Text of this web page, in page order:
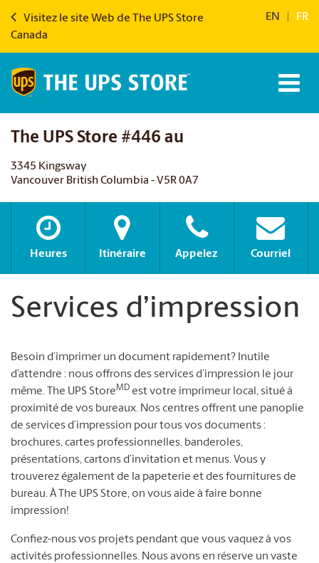
Visitez le site Web de The UPS Store
Canada
EN FR
The UPS Store #446 au
3345 Kingsway
Vancouver British Columbia - V5R 0A7
Heures Itinéraire Appelez Courriel
Services d’impression
Besoin d’imprimer un document rapidement? Inutile
d’attendre : nous offrons des services d’impression le jour
même. The UPS StoreMD est votre imprimeur local, situé à
proximité de vos bureaux. Nos centres offrent une panoplie
de services d’impression pour tous vos documents :
brochures, cartes professionnelles, banderoles,
présentations, cartons d’invitation et menus. Vous y
trouverez également de la papeterie et des fournitures de
bureau. À The UPS Store, on vous aide à faire bonne
impression!
Confiez-nous vos projets pendant que vous vaquez à vos
activités professionnelles. Nous avons en réserve un vaste